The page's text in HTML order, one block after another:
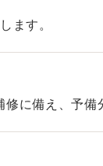
ます。
に備え、予備